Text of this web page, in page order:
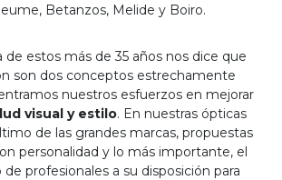
Betanzos, Melide y Boiro.
de estos más de 35 años nos dice que
son dos conceptos estrechamente
nuestros esfuerzos en mejorar
visual y estilo. En nuestras ópticas
de las grandes marcas, propuestas
personalidad y lo más importante, el
profesionales a su disposición para